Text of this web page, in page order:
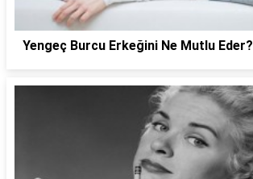
Yengeç Burcu Erkeğini Ne Mutlu Eder?